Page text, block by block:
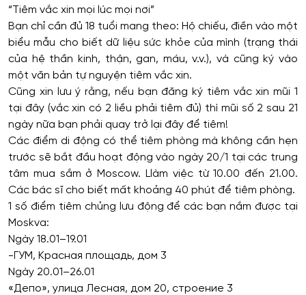
“Tiêm vắc xin mọi lúc mọi nơi”
Bạn chỉ cần đủ 18 tuổi mang theo: Hộ chiếu, điền vào một
biểu mẫu cho biết dữ liệu sức khỏe của mình (trạng thái
của hệ thần kinh, thận, gan, máu, v.v.), và cũng ký vào
một văn bản tự nguyện tiêm vắc xin.
Cũng xin lưu ý rằng, nếu bạn đăng ký tiêm vắc xin mũi 1
tại đây (vắc xin có 2 liều phải tiêm đủ) thì mũi số 2 sau 21
ngày nữa bạn phải quay trở lại đây để tiêm!
Các điểm di động có thể tiêm phòng mà không cần hẹn
trước sẽ bắt đầu hoạt động vào ngày 20/1 tại các trung
tâm mua sắm ở Moscow. Llàm việc từ 10.00 đến 21.00.
Các bác sĩ cho biết mất khoảng 40 phút để tiêm phòng.
1 số điểm tiêm chủng lưu động để các bạn nắm được tại
Moskva:
Ngày 18.01–19.01
-ГУМ, Красная площадь, дом 3
Ngày 20.01–26.01
«Депо», улица Лесная, дом 20, строение 3